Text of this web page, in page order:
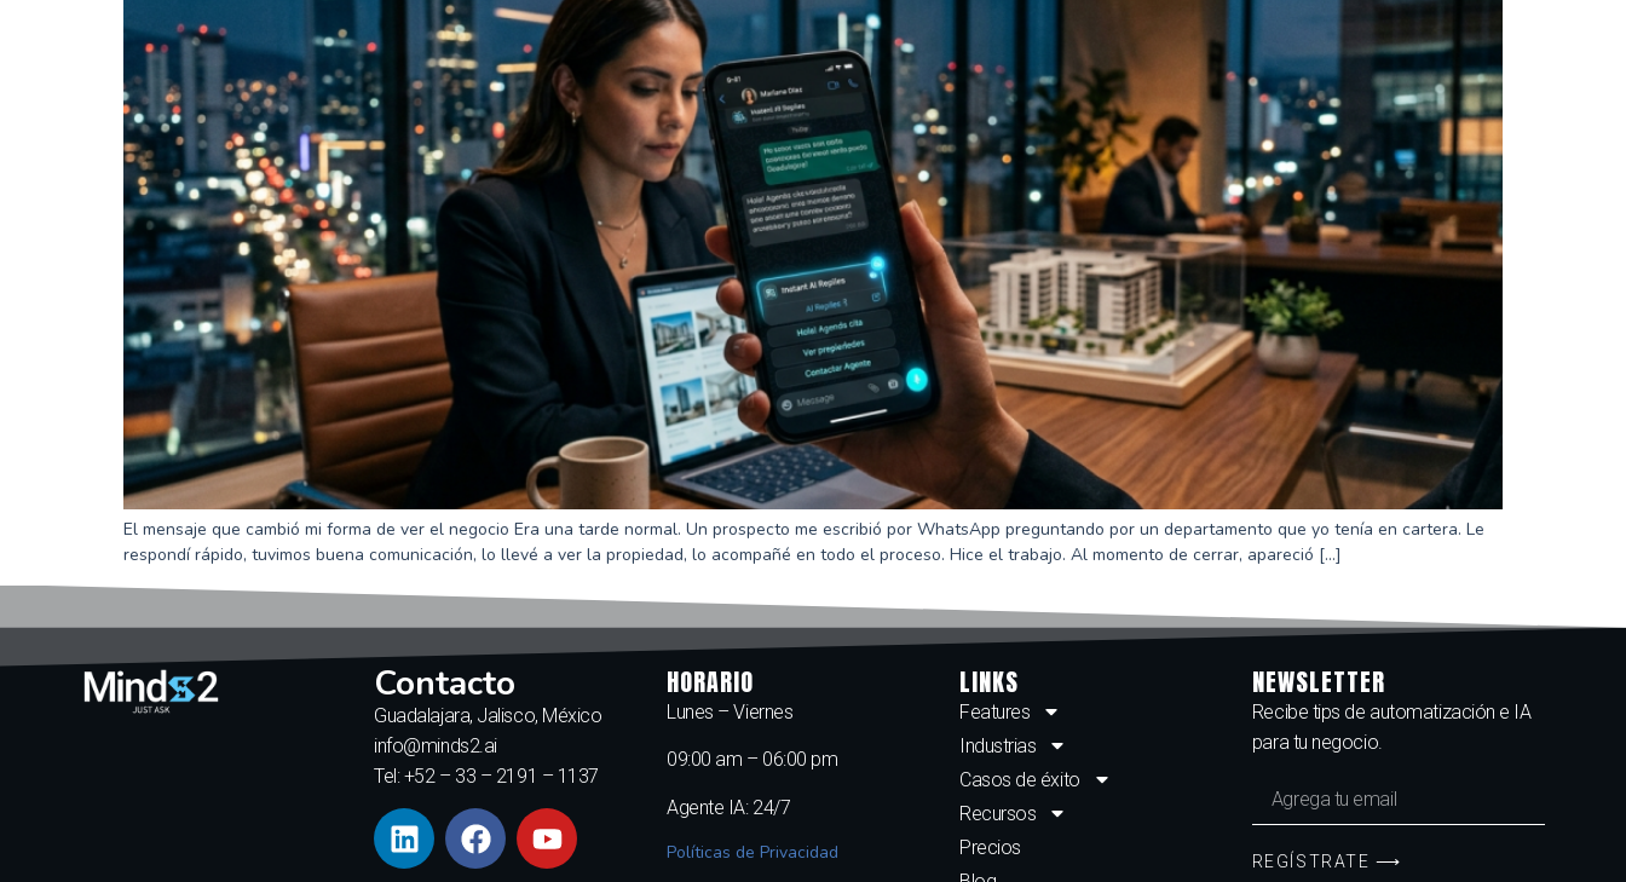
El mensaje que cambió mi forma de ver el negocio Era una tarde normal. Un prospecto me escribió por WhatsApp preguntando por un departamento que yo tenía en cartera. Le
respondí rápido, tuvimos buena comunicación, lo llevé a ver la propiedad, lo acompañé en todo el proceso. Hice el trabajo. Al momento de cerrar, apareció […]
Contacto
Guadalajara, Jalisco, México
info@minds2.ai
Tel: +52 – 33 – 2191 – 1137
HORARIO
Lunes – Viernes
09:00 am – 06:00 pm
Agente IA: 24/7
Políticas de Privacidad
LINKS
Features
Industrias
Casos de éxito
Recursos
Precios
NEWSLETTER
Recibe tips de automatización e IA
para tu negocio.
REGÍSTRATE ⟶